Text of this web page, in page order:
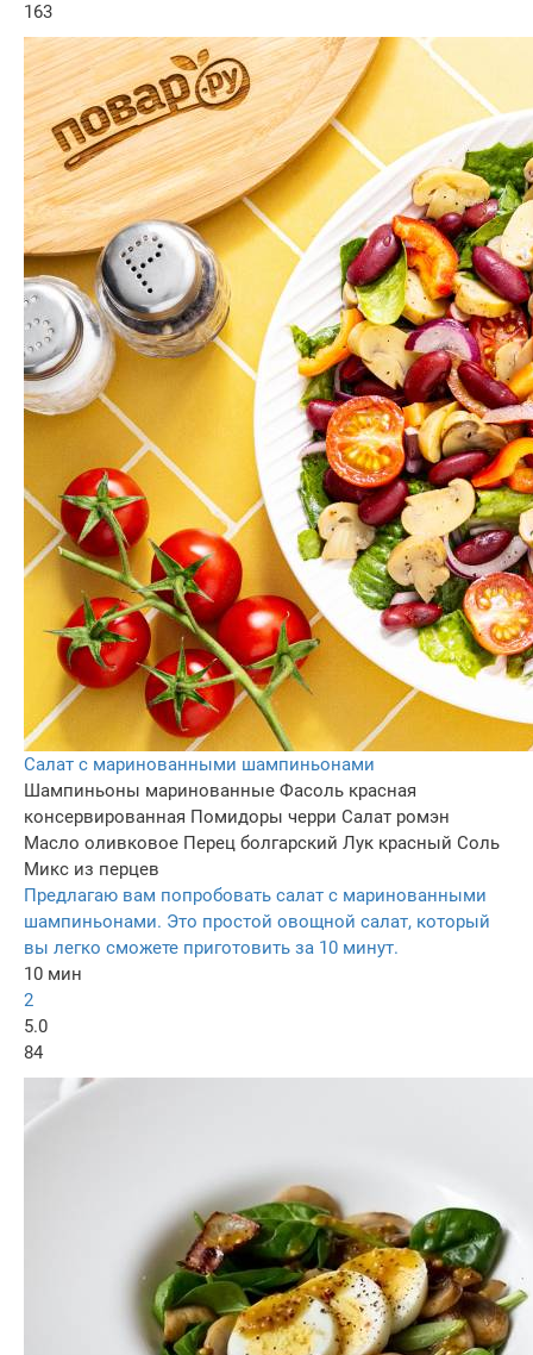
163
Салат с маринованными шампиньонами
Шампиньоны маринованные Фасоль красная
консервированная Помидоры черри Салат ромэн
Масло оливковое Перец болгарский Лук красный Соль
Микс из перцев
Предлагаю вам попробовать салат с маринованными
шампиньонами. Это простой овощной салат, который
вы легко сможете приготовить за 10 минут.
10 мин
2
5.0
84